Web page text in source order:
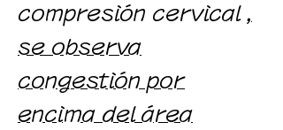
compresión cervical ,
se observa
congestión por
encima del área